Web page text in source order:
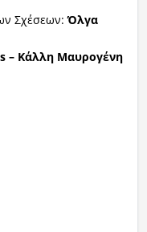
Σχέσεων:Όλγα
– Κάλλη Μαυρογένη